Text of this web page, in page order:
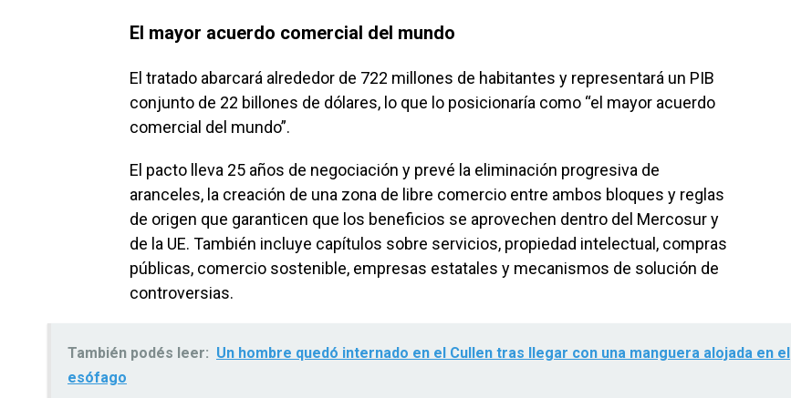
El mayor acuerdo comercial del mundo
El tratado abarcará alrededor de 722 millones de habitantes y representará un PIB
conjunto de 22 billones de dólares, lo que lo posicionaría como “el mayor acuerdo
comercial del mundo”.
El pacto lleva 25 años de negociación y prevé la eliminación progresiva de
aranceles, la creación de una zona de libre comercio entre ambos bloques y reglas
de origen que garanticen que los beneficios se aprovechen dentro del Mercosur y
de la UE. También incluye capítulos sobre servicios, propiedad intelectual, compras
públicas, comercio sostenible, empresas estatales y mecanismos de solución de
controversias.
También podés leer: Un hombre quedó internado en el Cullen tras llegar con una manguera alojada en el
esófago